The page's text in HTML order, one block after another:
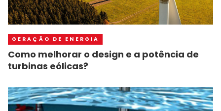
GERAÇÃO DE ENERGIA
Como melhorar o design e a potência de
turbinas eólicas?